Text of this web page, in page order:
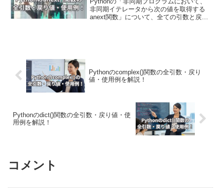
非同期イテレータから次の値を取得する
anext関数」について、全ての引数と戻り
Pythonのcomplex()関数の全引数・戻り
値・使用例を解説！
Pythonのdict()関数の全引数・戻り値・使
用例を解説！
コメント